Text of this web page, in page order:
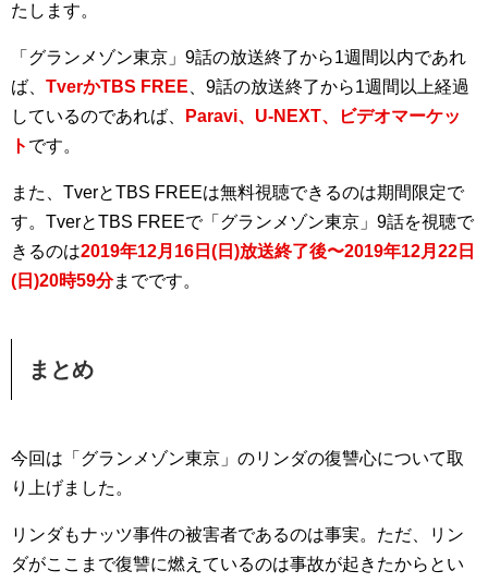
たします。
「グランメゾン東京」9話の放送終了から1週間以内であれ
ば、 TverかTBS FREE、9話の放送終了から1週間以上経過
しているのであれば、
Paravi、U-NEXT、ビデオマーケッ
ト です。
また、TverとTBS FREEは無料視聴できるのは期間限定で
す。TverとTBS FREEで「グランメゾン東京」9話を視聴で
きるのは2019年12月16日(日)放送終了後〜2019年12月22日
(日)20時59分までです。
まとめ
今回は「グランメゾン東京」のリンダの復讐心について取
り上げました。
リンダもナッツ事件の被害者であるのは事実。ただ、リン
ダがここまで復讐に燃えているのは事故が起きたからとい